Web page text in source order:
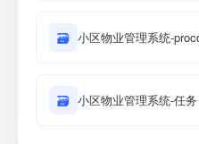
🗃 小区物业管理系统-
🗃 小区物业管理系统-任务